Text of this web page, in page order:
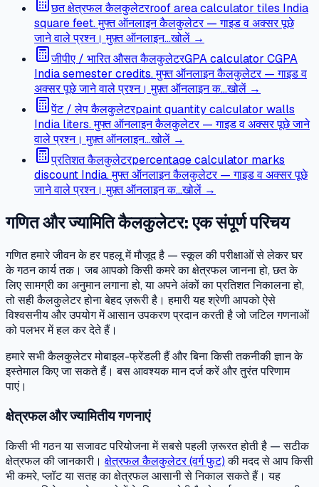
छत क्षेत्रफल कैलकुलेटरroof area calculator tiles India
square feet. मुफ्त ऑनलाइन कैलकुलेटर — गाइड व अक्सर पूछे
जाने वाले प्रश्न। मुफ़्त ऑनलाइन…खोलें →
जीपीए / भारित औसत कैलकुलेटरGPA calculator CGPA
India semester credits. मुफ्त ऑनलाइन कैलकुलेटर — गाइड व
अक्सर पूछे जाने वाले प्रश्न। मुफ़्त ऑनलाइन क…खोलें →
पेंट / लेप कैलकुलेटरpaint quantity calculator walls
India liters. मुफ्त ऑनलाइन कैलकुलेटर — गाइड व अक्सर पूछे जाने
वाले प्रश्न। मुफ़्त ऑनलाइन…खोलें →
प्रतिशत कैलकुलेटरpercentage calculator marks
discount India. मुफ्त ऑनलाइन कैलकुलेटर — गाइड व अक्सर पूछे
जाने वाले प्रश्न। मुफ़्त ऑनलाइन क…खोलें →
गणित और ज्यामिति कैलकुलेटर: एक संपूर्ण परिचय
गणित हमारे जीवन के हर पहलू में मौजूद है — स्कूल की परीक्षाओं से लेकर घर
के गठन कार्य तक। जब आपको किसी कमरे का क्षेत्रफल जानना हो, छत के
लिए सामग्री का अनुमान लगाना हो, या अपने अंकों का प्रतिशत निकालना हो,
तो सही कैलकुलेटर होना बेहद ज़रूरी है। हमारी यह श्रेणी आपको ऐसे
विश्वसनीय और उपयोग में आसान उपकरण प्रदान करती है जो जटिल गणनाओं
को पलभर में हल कर देते हैं।
हमारे सभी कैलकुलेटर मोबाइल-फ्रेंडली हैं और बिना किसी तकनीकी ज्ञान के
इस्तेमाल किए जा सकते हैं। बस आवश्यक मान दर्ज करें और तुरंत परिणाम
पाएं।
क्षेत्रफल और ज्यामितीय गणनाएं
किसी भी गठन या सजावट परियोजना में सबसे पहली ज़रूरत होती है — सटीक
क्षेत्रफल की जानकारी। क्षेत्रफल कैलकुलेटर (वर्ग फुट)की मदद से आप किसी
भी कमरे, प्लॉट या सतह का क्षेत्रफल आसानी से निकाल सकते हैं। यह